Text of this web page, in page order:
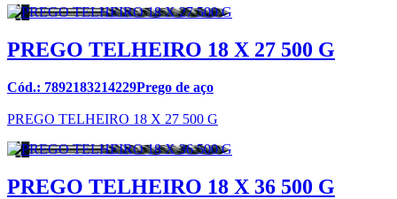
PREGO TELHEIRO 18 X 27 500 G
Cód.: 7892183214229Prego de aço
PREGO TELHEIRO 18 X 27 500 G
PREGO TELHEIRO 18 X 36 500 G